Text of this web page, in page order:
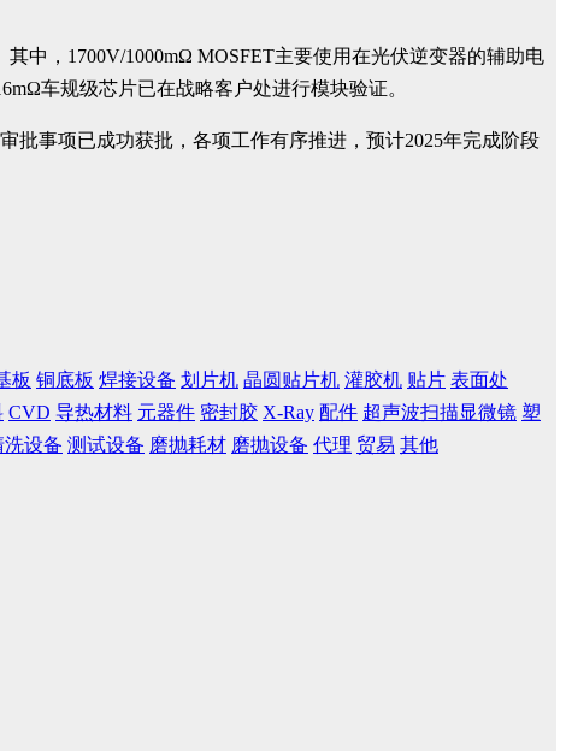
中，1700V/1000mΩ MOSFET主要使用在光伏逆变器的辅助电
车规级芯片已在战略客户处进行模块验证。
批事项已成功获批，各项工作有序推进，预计2025年完成阶段
板 铜底板 焊接设备 划片机 晶圆贴片机 灌胶机 贴片 表面处
CVD 导热材料 元器件 密封胶 X-Ray 配件 超声波扫描显微镜 塑
洗设备 测试设备 磨抛耗材 磨抛设备 代理 贸易 其他